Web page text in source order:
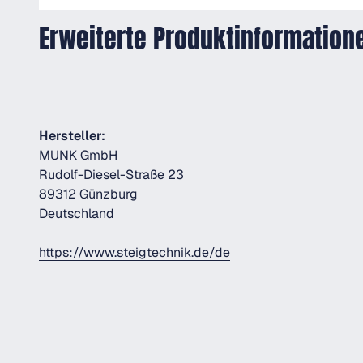
Erweiterte
Hersteller:
MUNK GmbH
Rudolf-Diesel-Straße 23
89312 Günzburg
Deutschland
https://www.steigtechnik.de/de